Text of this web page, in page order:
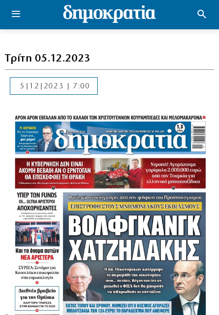
Τρίτη 05.12.2023
5|12|2023 | 7:00